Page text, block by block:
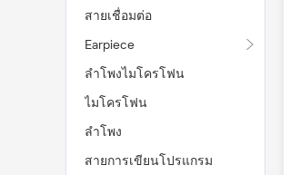
สายเชื่อมต่อ
Earpiece
ลำโพงไมโครโฟน
ไมโครโฟน
ลำโพง
สายการเขียนโปรแกรม